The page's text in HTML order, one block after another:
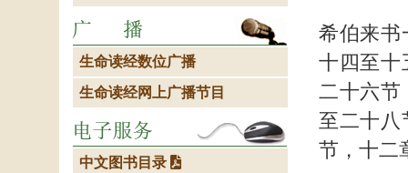
希伯来书
十四至十
二十六节
至二十八
节，十二
生命读经数位广播
生命读经网上广播节目
中文图书目录